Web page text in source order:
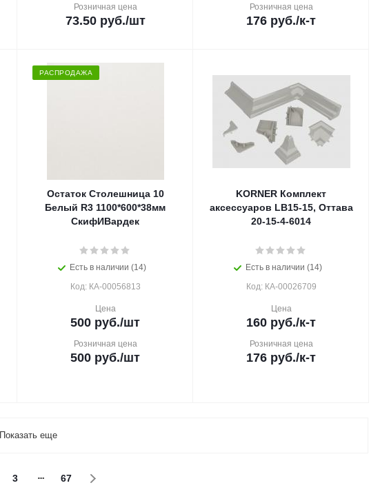
Розничная цена
73.50руб./шт
Розничная цена
176 руб./к-т
РАСПРОДАЖА
Остаток Столешница 10
Белый R3 1100*600*38мм
СкифИВардек
Есть в наличии (14)
Код: КА-00056813
Цена
500 руб./шт
Розничная цена
500 руб./шт
KORNER Комплект
аксессуаров LB15-15, Оттава
20-15-4-6014
Есть в наличии (14)
Код: КА-00026709
Цена
160 руб./к-т
Розничная цена
176 руб./к-т
Показать еще
3 67